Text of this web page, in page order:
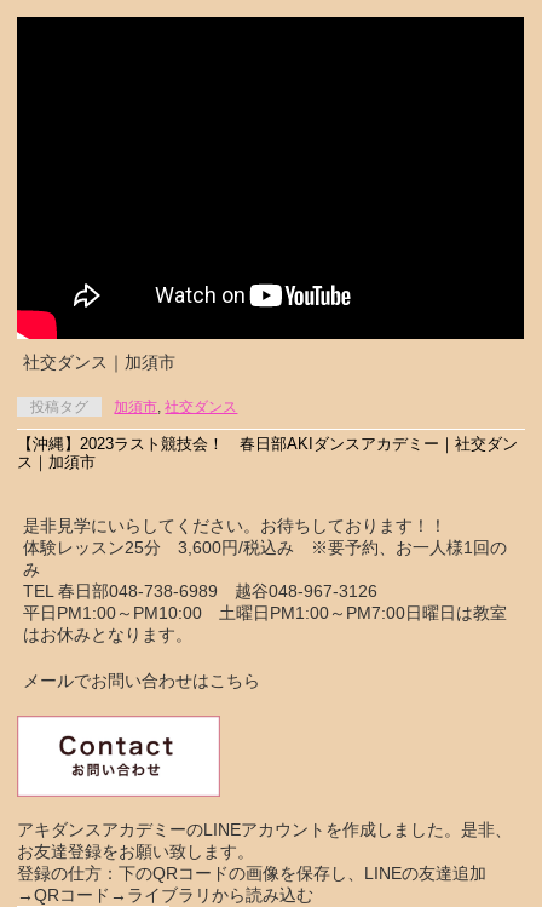
社交ダンス｜加須市
投稿タグ 加須市,社交ダンス
【沖縄】2023ラスト競技会！ 春日部AKIダンスアカデミー｜社交ダン
ス｜加須市
是非見学にいらしてください。お待ちしております！！
体験レッスン25分 3,600円/税込み ※要予約、お一人様1回の
み
TEL 春日部048-738-6989 越谷048-967-3126
平日PM1:00～PM10:00 土曜日PM1:00～PM7:00日曜日は教室
はお休みとなります。
メールでお問い合わせはこちら
アキダンスアカデミーのLINEアカウントを作成しました。是非、
お友達登録をお願い致します。
登録の仕方：下のQRコードの画像を保存し、LINEの友達追加
→QRコード→ライブラリから読み込む